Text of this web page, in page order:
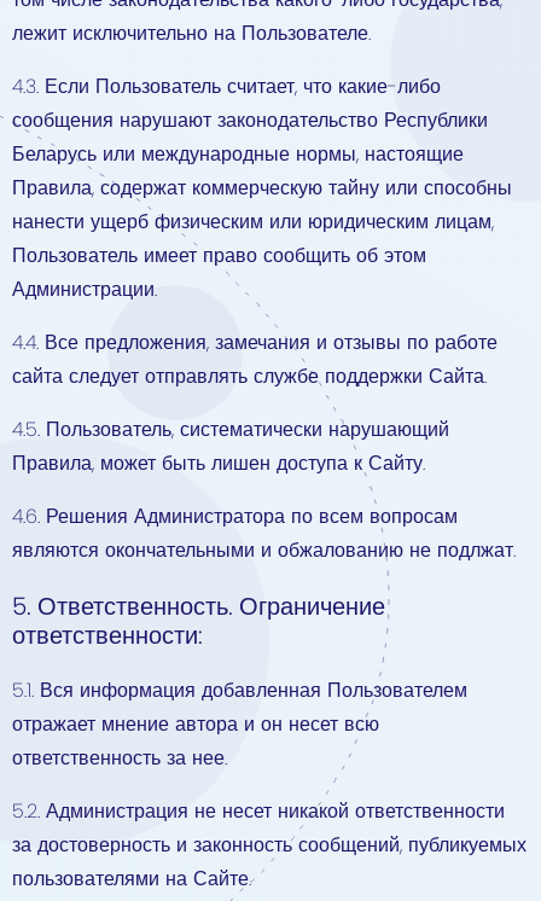
лежит исключительно на Пользователе.
4.3. Если Пользователь считает, что какие-либо
сообщения нарушают законодательство Республики
Беларусь или международные нормы, настоящие
Правила, содержат коммерческую тайну или способны
нанести ущерб физическим или юридическим лицам,
Пользователь имеет право сообщить об этом
Администрации.
4.4. Все предложения, замечания и отзывы по работе
сайта следует отправлять службе поддержки Сайта.
4.5. Пользователь, систематически нарушающий
Правила, может быть лишен доступа к Сайту.
4.6. Решения Администратора по всем вопросам
являются окончательными и обжалованию не подлжат.
5. Ответственность. Ограничение
ответственности:
5.1. Вся информация добавленная Пользователем
отражает мнение автора и он несет всю
ответственность за нее.
5.2. Администрация не несет никакой ответственности
за достоверность и законность сообщений, публикуемых
пользователями на Сайте.